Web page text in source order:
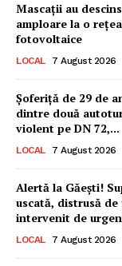
Mascații au
amploare la o
fotovoltaice
LOCAL 7 August 2026
Șoferiță de 29 de
dintre două
violent pe DN 72,...
LOCAL 7 August 2026
Alertă la Găești!
uscată, distrusă
intervenit de
LOCAL 7 August 2026